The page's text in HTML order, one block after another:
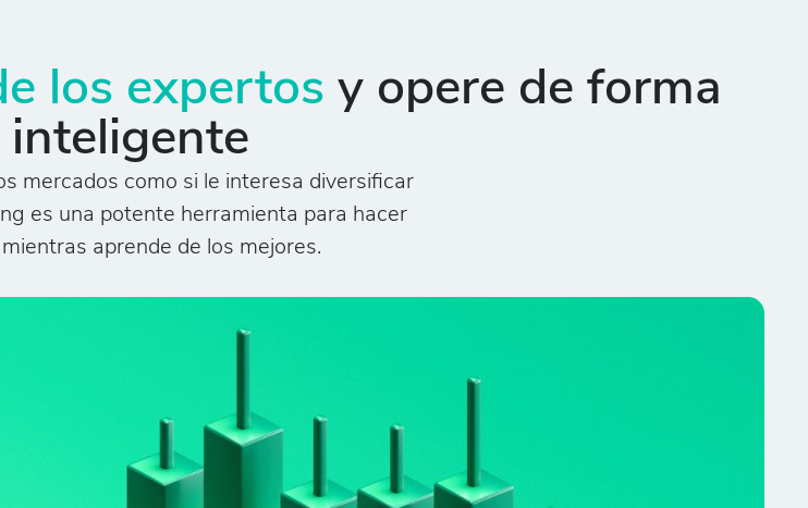
los expertos y opere de forma
inteligente
mercados como si le interesa diversificar
es una potente herramienta para hacer
aprende de los mejores.